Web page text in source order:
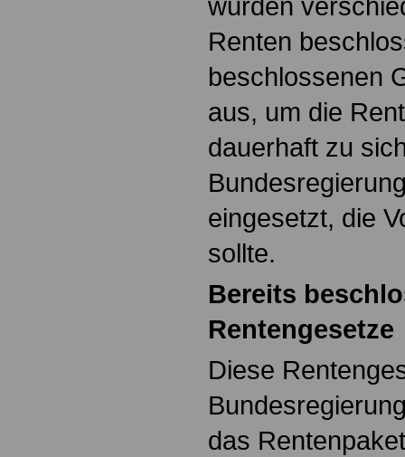
wurden
Renten
beschlossenen
aus, um die
dauerhaft zu
eingesetzt, die
sollte.
Bereits
Rentengesetze
Diese
das